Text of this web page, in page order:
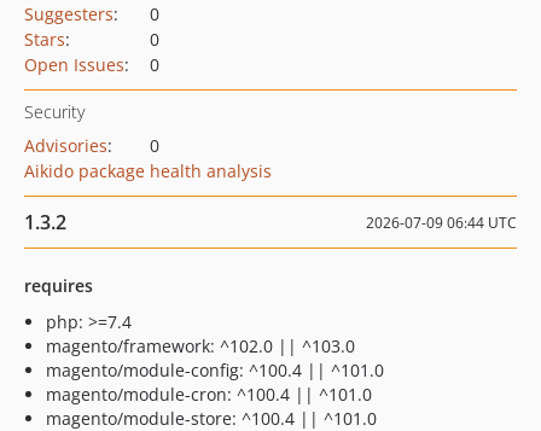
Suggesters:
0
Stars:
0
Open Issues: 0
Security
Advisories:
0
Aikido package health analysis
1.3.2 2026-07-09 06:44 UTC
requires
php: >=7.4
magento/framework: ^102.0 || ^103.0
magento/module-config: ^100.4 || ^101.0
magento/module-cron: ^100.4 || ^101.0
magento/module-store: ^100.4 || ^101.0